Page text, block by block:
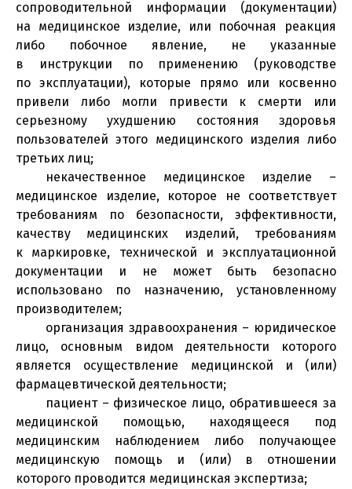
сопроводительной информации (документации)
на медицинское изделие, или побочная реакция
либо побочное явление, не указанные
в инструкции по применению (руководстве
по эксплуатации), которые прямо или косвенно
привели либо могли привести к смерти или
серьезному ухудшению состояния здоровья
пользователей этого медицинского изделия либо
третьих лиц;
некачественное медицинское изделие –
медицинское изделие, которое не соответствует
требованиям по безопасности, эффективности,
качеству медицинских изделий, требованиям
к маркировке, технической и эксплуатационной
документации и не может быть безопасно
использовано по назначению, установленному
производителем;
организация здравоохранения – юридическое
лицо, основным видом деятельности которого
является осуществление медицинской и (или)
фармацевтической деятельности;
пациент – физическое лицо, обратившееся за
медицинской помощью, находящееся под
медицинским наблюдением либо получающее
медицинскую помощь и (или) в отношении
которого проводится медицинская экспертиза;